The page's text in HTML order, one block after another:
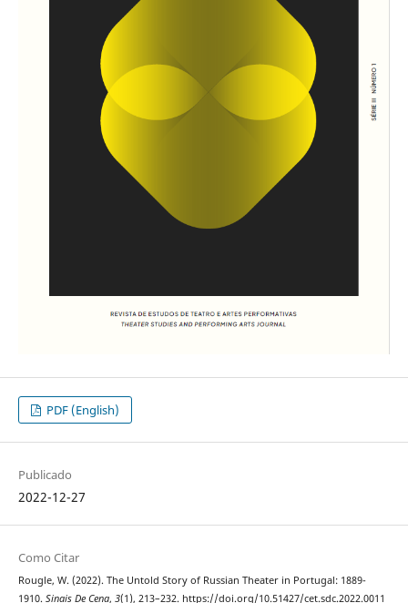
PDF (English)
Publicado
2022-12-27
Como Citar
Rougle, W. (2022). The Untold Story of Russian Theater in Portugal: 1889-
1910. Sinais De Cena, 3(1), 213–232. https://doi.org/10.51427/cet.sdc.2022.0011